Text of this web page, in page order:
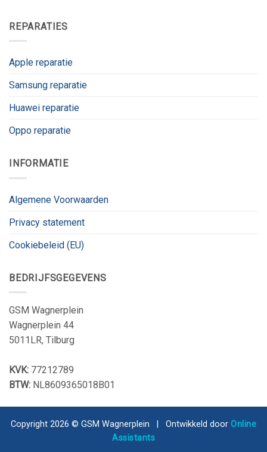
REPARATIES
Apple reparatie
Samsung reparatie
Huawei reparatie
Oppo reparatie
INFORMATIE
Algemene Voorwaarden
Privacy statement
Cookiebeleid (EU)
BEDRIJFSGEGEVENS
GSM Wagnerplein
Wagnerplein 44
5011LR, Tilburg
KVK: 77212789
BTW: NL8609365018B01
Copyright 2026 © GSM Wagnerplein | Ontwikkeld door Online
Assistants